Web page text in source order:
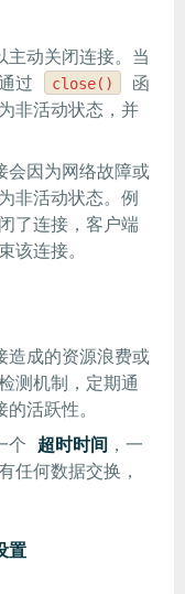
主动关闭连接。当
过
close()
函
非活动状态，并
会因为网络故障或
非活动状态。例
了连接，客户端
该连接。
造成的资源浪费或
测机制，定期通
活跃性。
个 超时时间 ，一
任何数据交换，
置